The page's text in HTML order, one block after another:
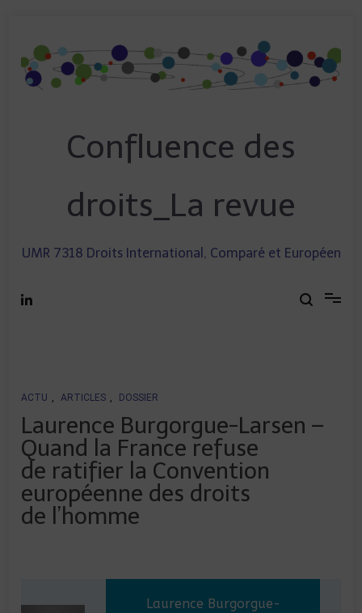
content
Confluence des
droits_La revue
UMR 7318 Droits International, Comparé et Européen
ACTU , ARTICLES , DOSSIER
Laurence Burgorgue-Larsen –
Quand la France refuse
de ratifier la Convention
européenne des droits
de l’homme
Laurence Burgorgue-